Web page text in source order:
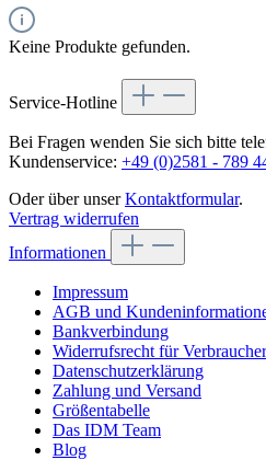
Keine Produkte gefunden.
Service-Hotline
Bei Fragen wenden Sie sich bitte
Kundenservice: +49 (0)2581 - 789
Oder über unserKontaktformular.
Vertrag widerrufen
Informationen
Impressum
AGB und
Bankverbindung
Widerrufsrecht für Verbraucher
Datenschutzerklärung
Zahlung und Versand
Größentabelle
Das IDM Team
Blog